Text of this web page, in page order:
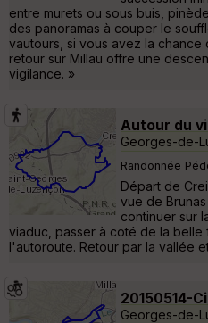
entre murets ou sous buis,
des panoramas à couper le
vautours, si vous avez la
retour sur Millau offre une
vigilance. »
Autour du
Georges-de-
Randonnée
Départ de
vue de
continuer sur
viaduc, passer à coté de la belle
l'autoroute. Retour par la vallée
20150514-
Georges-de-